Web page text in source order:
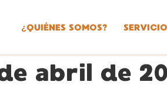
¿QUIÉNES SOMOS?
abril de